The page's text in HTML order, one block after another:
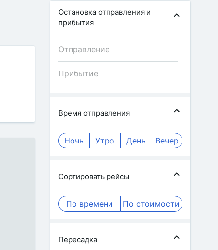
Остановка отправления и
прибытия
Время отправления
Ночь Утро День Вечер
Сортировать рейсы
По времени По стоимости
Пересадка